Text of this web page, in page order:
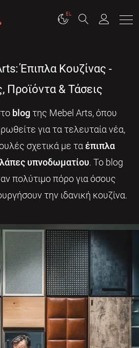
EL
Έπιπλα Κουζίνας -
Προϊόντα & Τάσεις
blogτης Mebel Arts, όπου
για τα τελευταία νέα,
σχετικά με τα έπιπλα
υπνοδωματίου. Το blog
πολύτιμο πόρο για όσους
την ιδανική κουζίνα.